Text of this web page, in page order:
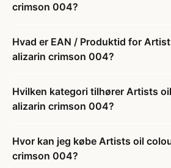
crimson 004?
Hvad er EAN / Produktid for
alizarin crimson 004?
Hvilken kategori tilhører Artists
alizarin crimson 004?
Hvor kan jeg købe Artists oil
crimson 004?